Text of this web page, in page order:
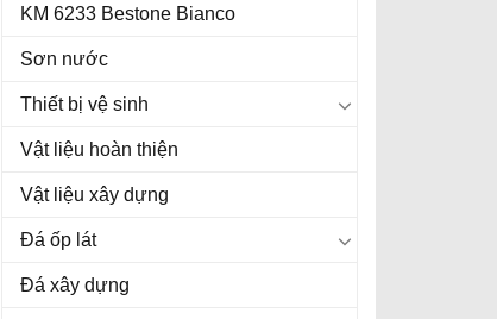
KM 6233 Bestone Bianco
Sơn nước
Thiết bị vệ sinh
Vật liệu hoàn thiện
Vật liệu xây dựng
Đá ốp lát
Đá xây dựng